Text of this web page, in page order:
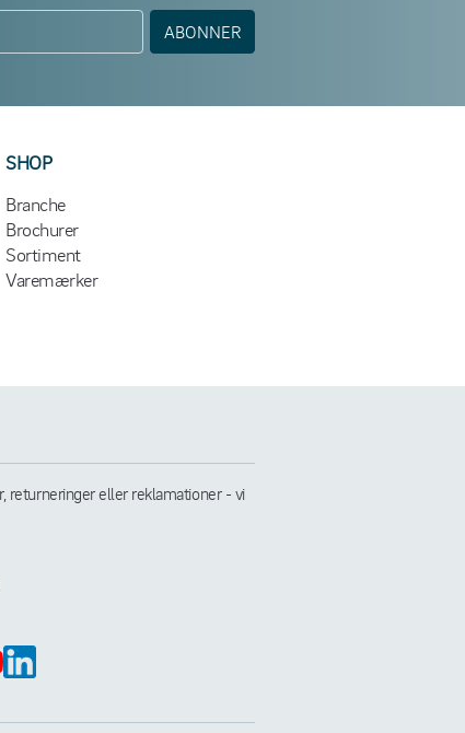
ABONNER
SHOP
Branche
Brochurer
Sortiment
Varemærker
returneringer eller reklamationer - vi